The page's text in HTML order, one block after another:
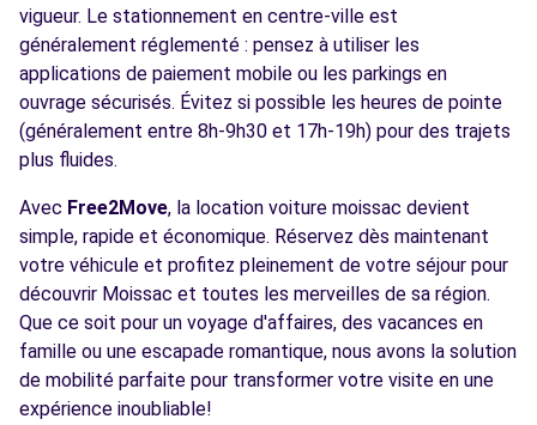
vigueur. Le stationnement en centre-ville est
généralement réglementé : pensez à utiliser les
applications de paiement mobile ou les parkings en
ouvrage sécurisés. Évitez si possible les heures de pointe
(généralement entre 8h-9h30 et 17h-19h) pour des trajets
plus fluides.
Avec Free2Move, la location voiture moissac devient
simple, rapide et économique. Réservez dès maintenant
votre véhicule et profitez pleinement de votre séjour pour
découvrir Moissac et toutes les merveilles de sa région.
Que ce soit pour un voyage d'affaires, des vacances en
famille ou une escapade romantique, nous avons la solution
de mobilité parfaite pour transformer votre visite en une
expérience inoubliable!